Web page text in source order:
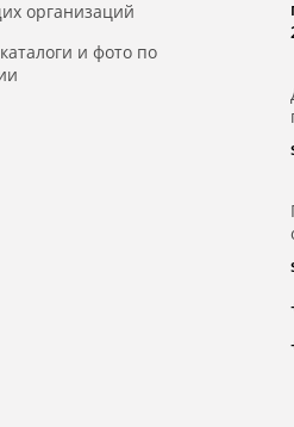
организаций
и фото по